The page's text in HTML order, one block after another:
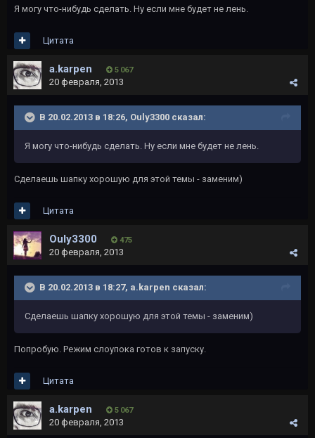
Я могу что-нибудь сделать. Ну если мне будет не лень.
Цитата
a.karpen 5 067
20 февраля, 2013
В 20.02.2013 в 18:26, Ouly3300 сказал:
Я могу что-нибудь сделать. Ну если мне будет не лень.
Сделаешь шапку хорошую для этой темы - заменим)
Цитата
Ouly3300 475
20 февраля, 2013
В 20.02.2013 в 18:27, a.karpen сказал:
Сделаешь шапку хорошую для этой темы - заменим)
Попробую. Режим слоупока готов к запуску.
Цитата
a.karpen 5 067
20 февраля, 2013